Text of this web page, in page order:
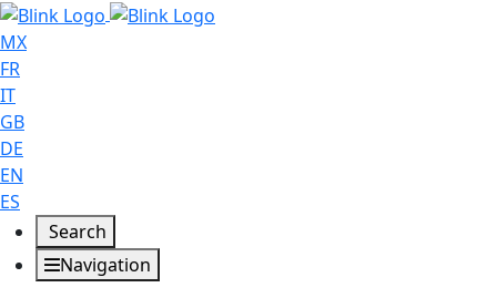
MX
FR
IT
GB
DE
EN
ES
Search
Navigation